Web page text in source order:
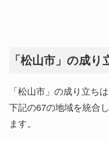
「松山市」の成り
「松山市」の成り立ち
下記の67の地域を統合
ます。